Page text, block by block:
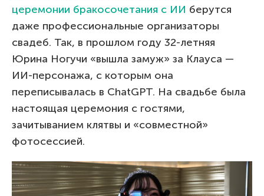
церемонии бракосочетания с ИИ берутся
даже профессиональные организаторы
свадеб. Так, в прошлом году 32-летняя
Юрина Ногучи «вышла замуж» за Клауса —
ИИ-персонажа, с которым она
переписывалась в ChatGPT. На свадьбе была
настоящая церемония с гостями,
зачитыванием клятвы и «совместной»
фотосессией.